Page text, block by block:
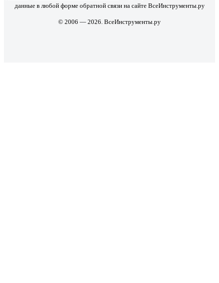
данные в любой форме обратной связи на сайте ВсеИнструменты.ру
© 2006 — 2026. ВсеИнструменты.ру